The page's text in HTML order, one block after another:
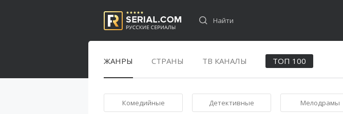
ЖАНРЫ СТРАНЫ ТВ КАНАЛЫ ТОП 100
Комедийные Детективные Мелодрамы